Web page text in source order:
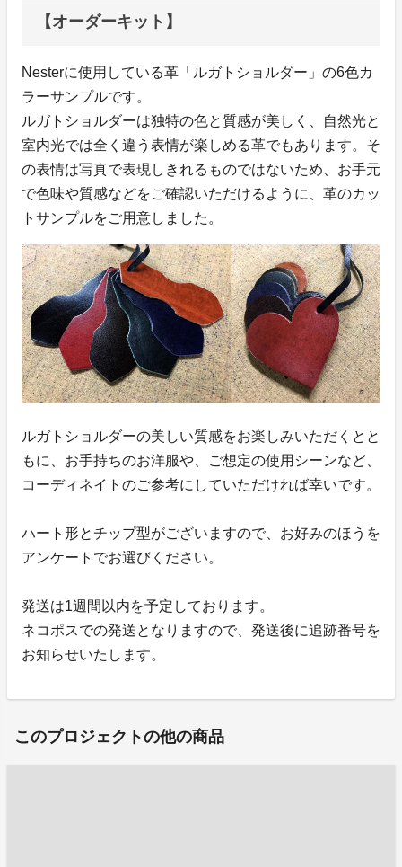
【オーダーキット】
Nesterに使用している革「ルガトショルダー」の6色カ
ラーサンプルです。
ルガトショルダーは独特の色と質感が美しく、自然光と
室内光では全く違う表情が楽しめる革でもあります。そ
の表情は写真で表現しきれるものではないため、お手元
で色味や質感などをご確認いただけるように、革のカッ
トサンプルをご用意しました。
ルガトショルダーの美しい質感をお楽しみいただくとと
もに、お手持ちのお洋服や、ご想定の使用シーンなど、
コーディネイトのご参考にしていただければ幸いです。
ハート形とチップ型がございますので、お好みのほうを
アンケートでお選びください。
発送は1週間以内を予定しております。
ネコポスでの発送となりますので、発送後に追跡番号を
お知らせいたします。
このプロジェクトの他の商品